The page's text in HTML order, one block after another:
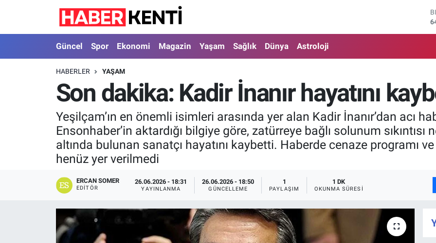
Güncel Spor Ekonomi Magazin Yaşam Sağlık Dünya Astroloji
HABERLER YAŞAM
Son dakika: Kadir İnanır hayatını
Yeşilçam’ın en önemli isimleri arasında yer alan Kadir İnanır’dan acı
Ensonhaber’in aktardığı bilgiye göre, zatürreye bağlı solunum
altında bulunan sanatçı hayatını kaybetti. Haberde cenaze programı
henüz yer verilmedi
ERCAN SOMER
EDITÖR
26.06.2026 - 18:31
YAYINLANMA
26.06.2026 - 18:50
GÜNCELLEME
1
PAYLAŞIM
1 DK
OKUNMA SÜRESI
Güncel
Spor
Ekonomi
Magazin
Astroloji
Nöbetçi Eczaneler
Hava Durumu
İstanbul Namaz Vakitleri
Trafik Durumu
Süper Lig Puan Durumu ve Fikstür
Tüm Manşetler
Son Dakika Haberleri
Haber Arşivi